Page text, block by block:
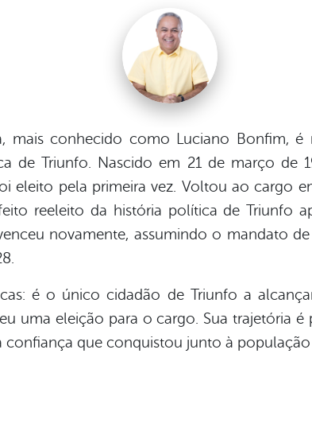
mais conhecido como Luciano Bonfim,
de Triunfo. Nascido em 21 de março de
eleito pela primeira vez. Voltou ao cargo
reeleito da história política de Triunfo
novamente, assumindo o mandato
é o único cidadão de Triunfo a
uma eleição para o cargo. Sua trajetória
confiança que conquistou junto à população